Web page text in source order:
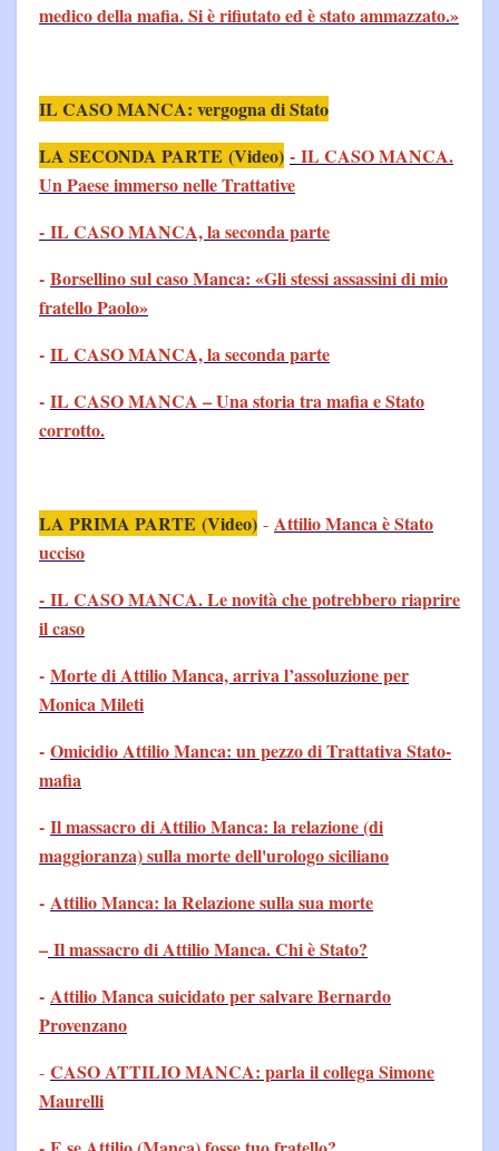
medico della mafia. Si è rifiutato ed è stato ammazzato.»
IL CASO MANCA: vergogna di Stato
LA SECONDA PARTE (Video) - IL CASO MANCA.
Un Paese immerso nelle Trattative
- IL CASO MANCA, la seconda parte
- Borsellino sul caso Manca: «Gli stessi assassini di mio
fratello Paolo»
- IL CASO MANCA, la seconda parte
- IL CASO MANCA – Una storia tra mafia e Stato
corrotto.
LA PRIMA PARTE (Video) - Attilio Manca è Stato
ucciso
- IL CASO MANCA. Le novità che potrebbero riaprire
il caso
- Morte di Attilio Manca, arriva l’assoluzione per
Monica Mileti
- Omicidio Attilio Manca: un pezzo di Trattativa Stato-
mafia
- Il massacro di Attilio Manca: la relazione (di
maggioranza) sulla morte dell'urologo siciliano
- Attilio Manca: la Relazione sulla sua morte
– Il massacro di Attilio Manca. Chi è Stato?
- Attilio Manca suicidato per salvare Bernardo
Provenzano
- CASO ATTILIO MANCA: parla il collega Simone
Maurelli